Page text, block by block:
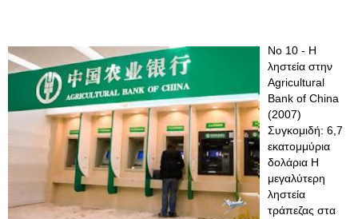
Νο 10 - Η
ληστεία στην
Agricultural
Bank of China
(2007)
Συγκομιδή: 6,7
εκατομμύρια
δολάρια Η
μεγαλύτερη
ληστεία
τράπεζας στα